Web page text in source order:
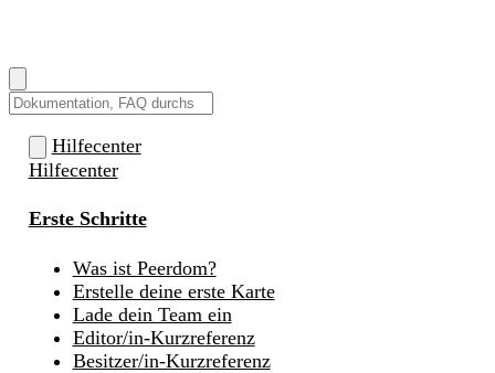
Hilfecenter
Hilfecenter
Erste Schritte
Was ist Peerdom?
Erstelle deine erste Karte
Lade dein Team ein
Editor/in-Kurzreferenz
Besitzer/in-Kurzreferenz